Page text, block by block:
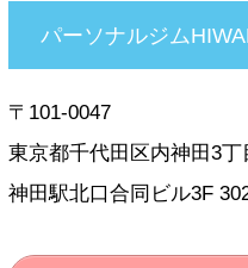
パーソナルジム
〒101-0047
東京都千代田区内神田3丁
神田駅北口合同ビル3F